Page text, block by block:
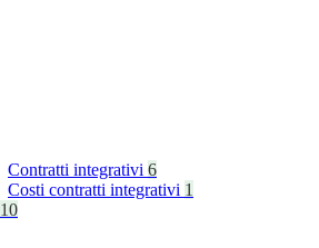
Contratti integrativi 6
Costi contratti integrativi 1
10